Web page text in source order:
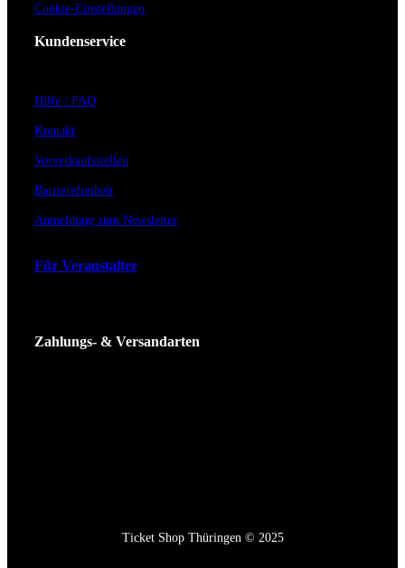
Cookie-Einstellungen
Kundenservice
Hilfe / FAQ
Kontakt
Vorverkaufsstellen
Barrierefreiheit
Anmeldung zum Newsletter
Für Veranstalter
Zahlungs- & Versandarten
Ticket Shop Thüringen © 2025